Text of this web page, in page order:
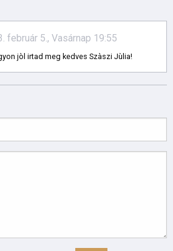
február 5., Vasárnap 19:55
jòl irtad meg kedves Szàszi Jùlia!